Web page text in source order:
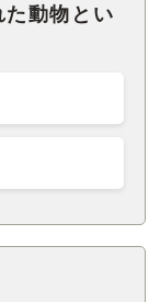
た動物とい